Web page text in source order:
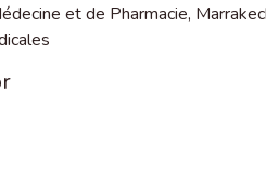
et de Pharmacie,